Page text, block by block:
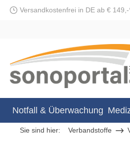
Zur Hauptnavigation
Versandkostenfrei in DE ab € 149,-
Notfall & Überwachung
Sie sind hier: Verbandstoffe